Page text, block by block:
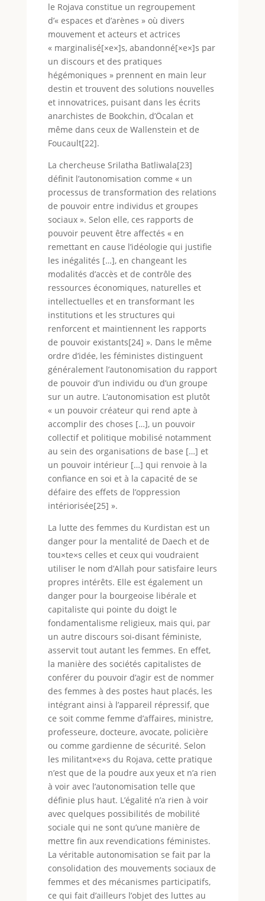
le Rojava constitue un regroupement
d’« espaces et d’arènes » où divers
mouvement et acteurs et actrices
« marginalisé[×e×]s, abandonné[×e×]s par
un discours et des pratiques
hégémoniques » prennent en main leur
destin et trouvent des solutions nouvelles
et innovatrices, puisant dans les écrits
anarchistes de Bookchin, d’Öcalan et
même dans ceux de Wallenstein et de
Foucault[22].
La chercheuse Srilatha Batliwala[23]
définit l’autonomisation comme « un
processus de transformation des relations
de pouvoir entre individus et groupes
sociaux ». Selon elle, ces rapports de
pouvoir peuvent être affectés « en
remettant en cause l’idéologie qui justifie
les inégalités […], en changeant les
modalités d’accès et de contrôle des
ressources économiques, naturelles et
intellectuelles et en transformant les
institutions et les structures qui
renforcent et maintiennent les rapports
de pouvoir existants[24] ». Dans le même
ordre d’idée, les féministes distinguent
généralement l’autonomisation du rapport
de pouvoir d’un individu ou d’un groupe
sur un autre. L’autonomisation est plutôt
« un pouvoir créateur qui rend apte à
accomplir des choses […], un pouvoir
collectif et politique mobilisé notamment
au sein des organisations de base […] et
un pouvoir intérieur […] qui renvoie à la
confiance en soi et à la capacité de se
défaire des effets de l’oppression
intériorisée[25] ».
La lutte des femmes du Kurdistan est un
danger pour la mentalité de Daech et de
tou×te×s celles et ceux qui voudraient
utiliser le nom d’Allah pour satisfaire leurs
propres intérêts. Elle est également un
danger pour la bourgeoise libérale et
capitaliste qui pointe du doigt le
fondamentalisme religieux, mais qui, par
un autre discours soi-disant féministe,
asservit tout autant les femmes. En effet,
la manière des sociétés capitalistes de
conférer du pouvoir d’agir est de nommer
des femmes à des postes haut placés, les
intégrant ainsi à l’appareil répressif, que
ce soit comme femme d’affaires, ministre,
professeure, docteure, avocate, policière
ou comme gardienne de sécurité. Selon
les militant×e×s du Rojava, cette pratique
n’est que de la poudre aux yeux et n’a rien
à voir avec l’autonomisation telle que
définie plus haut. L’égalité n’a rien à voir
avec quelques possibilités de mobilité
sociale qui ne sont qu’une manière de
mettre fin aux revendications féministes.
La véritable autonomisation se fait par la
consolidation des mouvements sociaux de
femmes et des mécanismes participatifs,
ce qui fait d’ailleurs l’objet des luttes au